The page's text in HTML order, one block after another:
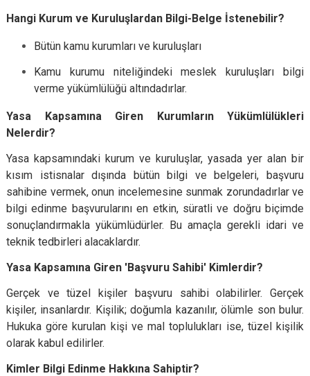
Hangi Kurum ve Kuruluşlardan Bilgi-Belge İstenebilir?
Bütün kamu kurumları ve kuruluşları
Kamu kurumu niteliğindeki meslek kuruluşları bilgi
verme yükümlülüğü altındadırlar.
Yasa Kapsamına Giren Kurumların Yükümlülükleri
Nelerdir?
Yasa kapsamındaki kurum ve kuruluşlar, yasada yer alan bir
kısım istisnalar dışında bütün bilgi ve belgeleri, başvuru
sahibine vermek, onun incelemesine sunmak zorundadırlar ve
bilgi edinme başvurularını en etkin, süratli ve doğru biçimde
sonuçlandırmakla yükümlüdürler. Bu amaçla gerekli idari ve
teknik tedbirleri alacaklardır.
Yasa Kapsamına Giren 'Başvuru Sahibi' Kimlerdir?
Gerçek ve tüzel kişiler başvuru sahibi olabilirler. Gerçek
kişiler, insanlardır. Kişilik; doğumla kazanılır, ölümle son bulur.
Hukuka göre kurulan kişi ve mal toplulukları ise, tüzel kişilik
olarak kabul edilirler.
Kimler Bilgi Edinme Hakkına Sahiptir?